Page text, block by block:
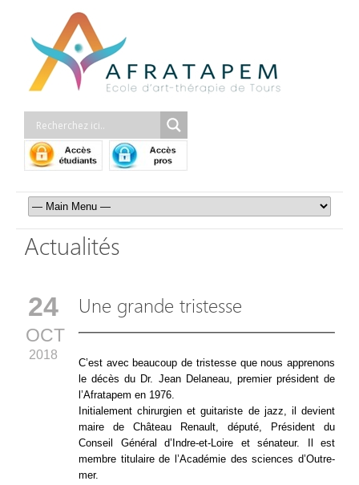
Actualités
24
OCT
2018
Une grande tristesse
C’est avec beaucoup de tristesse que nous apprenons
le décès du Dr. Jean Delaneau, premier président de
l’Afratapem en 1976.
Initialement chirurgien et guitariste de jazz, il devient
maire de Château Renault, député, Président du
Conseil Général d’Indre-et-Loire et sénateur. Il est
membre titulaire de l’Académie des sciences d’Outre-
mer.